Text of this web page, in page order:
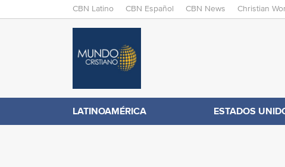
M
N
E
CBN Latino CBN Español CBN News Christian
C
B
N
.
LATINOAMÉRICA ESTADOS